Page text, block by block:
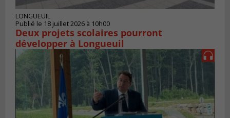
LONGUEUIL
Publié le 18 juillet 2026 à 10h00
Deux projets scolaires pourront
développer à Longueuil